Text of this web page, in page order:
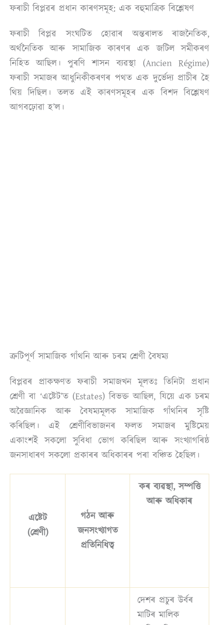
ফৰাচী বিপ্লৱৰ প্ৰধান কাৰণসমূহ: এক বহুমাত্ৰিক বিশ্লেষণ
ফৰাচী বিপ্লৱ সংঘটিত হোৱাৰ অন্তৰালত ৰাজনৈতিক,
অৰ্থনৈতিক আৰু সামাজিক কাৰণৰ এক জটিল সমীকৰণ
নিহিত আছিল। পুৰণি শাসন ব্যৱস্থা (Ancien Régime)
ফৰাচী সমাজৰ আধুনিকীকৰণৰ পথত এক দুৰ্ভেদ্য প্ৰাচীৰ হৈ
থিয় দিছিল। তলত এই কাৰণসমূহৰ এক বিশদ বিশ্লেষণ
আগবঢ়োৱা হ’ল।
ত্ৰুটিপূৰ্ণ সামাজিক গাঁথনি আৰু চৰম শ্ৰেণী বৈষম্য
বিপ্লৱৰ প্ৰাকক্ষণত ফৰাচী সমাজখন মূলতঃ তিনিটা প্ৰধান
শ্ৰেণী বা ‘এষ্টেট’ত (Estates) বিভক্ত আছিল, যিয়ে এক চৰম
অৱৈজ্ঞানিক আৰু বৈষম্যমূলক সামাজিক গাঁথনিৰ সৃষ্টি
কৰিছিল। এই শ্ৰেণীবিভাজনৰ ফলত সমাজৰ মুষ্টিমেয়
একাংশই সকলো সুবিধা ভোগ কৰিছিল আৰু সংখ্যাগৰিষ্ঠ
জনসাধাৰণ সকলো প্ৰকাৰৰ অধিকাৰৰ পৰা বঞ্চিত হৈছিল।
এষ্টেট
(শ্ৰেণী)
গঠন আৰু
জনসংখ্যাগত
প্ৰতিনিধিত্ব
কৰ ব্যৱস্থা, সম্পত্তি
আৰু অধিকাৰ
দেশৰ প্ৰচুৰ উৰ্বৰ
মাটিৰ মালিক